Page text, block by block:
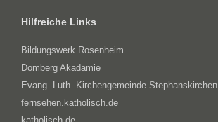
Hilfreiche Links
Bildungswerk Rosenheim
Domberg Akadamie
Evang.-Luth. Kirchengemeinde Stephanskirchen
fernsehen.katholisch.de